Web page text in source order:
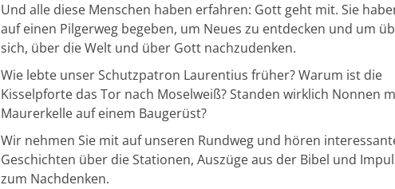
Und alle diese Menschen haben erfahren: Gott geht mit. Sie
auf einen Pilgerweg begeben, um Neues zu entdecken und um
sich, über die Welt und über Gott nachzudenken.
Wie lebte unser Schutzpatron Laurentius früher? Warum ist die
Kisselpforte das Tor nach Moselweiß? Standen wirklich Nonnen
Maurerkelle auf einem Baugerüst?
Wir nehmen Sie mit auf unseren Rundweg und hören
Geschichten über die Stationen, Auszüge aus der Bibel und
zum Nachdenken.